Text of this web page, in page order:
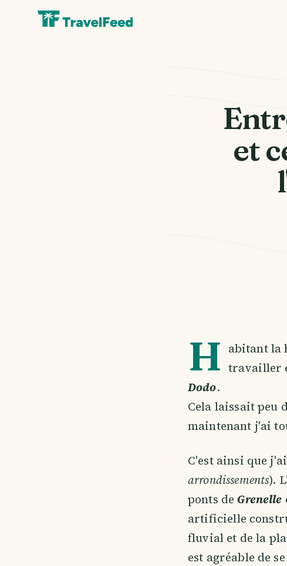
et
H abitant la
travailler
Dodo.
Cela laissait peu
maintenant j'ai
C'est ainsi que
arrondissements).
ponts deGrenelle
artificielle
fluvial et de la
est agréable de